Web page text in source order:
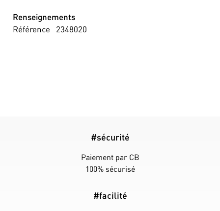
Renseignements
Référence
2348020
#sécurité
Paiement par CB
100% sécurisé
#facilité